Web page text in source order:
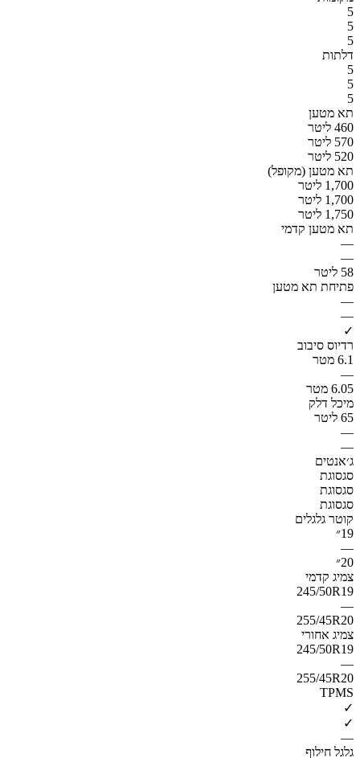
5
5
5
דלתות
5
5
5
תא מטען
460 ליטר
570 ליטר
520 ליטר
תא מטען (מקופל)
1,700 ליטר
1,700 ליטר
1,750 ליטר
תא מטען קדמי
—
—
58 ליטר
פתיחת תא מטען
—
—
✓
רדיוס סיבוב
6.1 מטר
—
6.05 מטר
מיכל דלק
65 ליטר
—
—
ג׳אנטים
סגסוגת
סגסוגת
סגסוגת
קוטר גלגלים
19״
—
20״
צמיג קדמי
245/50R19
—
255/45R20
צמיג אחורי
245/50R19
—
255/45R20
TPMS
✓
✓
—
גלגל חילוף